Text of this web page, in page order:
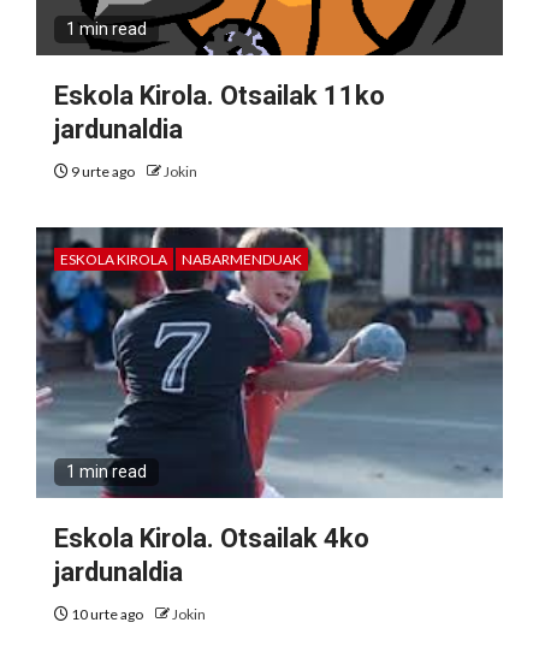
1 min read
Eskola Kirola. Otsailak 11ko
jardunaldia
9 urte ago Jokin
ESKOLA KIROLA NABARMENDUAK
1 min read
Eskola Kirola. Otsailak 4ko
jardunaldia
10 urte ago Jokin